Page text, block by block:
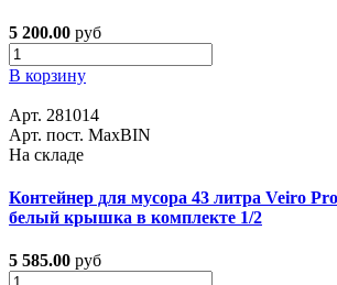
5 200.00 руб
В корзину
Арт. 281014
Арт. пост. MaxBIN
На складе
Контейнер для мусора 43 литра Veiro
белый крышка в комплекте 1/2
5 585.00 руб